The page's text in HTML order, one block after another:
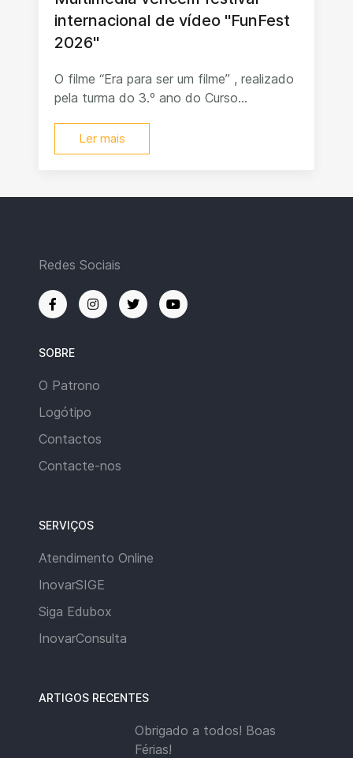
internacional de vídeo "FunFest
2026"
O filme “Era para ser um filme” , realizado
pela turma do 3.º ano do Curso...
Ler mais
Redes Sociais
SOBRE
O Patrono
Logótipo
Contactos
Contacte-nos
SERVIÇOS
Atendimento Online
InovarSIGE
Siga Edubox
InovarConsulta
ARTIGOS RECENTES
Obrigado a todos! Boas
Férias!